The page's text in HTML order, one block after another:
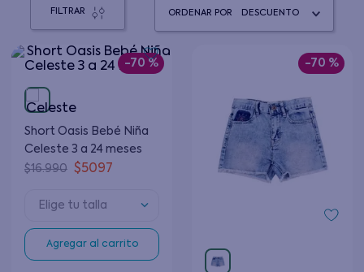
FILTRAR ORDENAR POR DESCUENTO
-70 %
Short Oasis Bebé Niña
Celeste 3 a 24 meses
$16.990 $5097
Elige tu talla
Agregar al carrito
-70 %